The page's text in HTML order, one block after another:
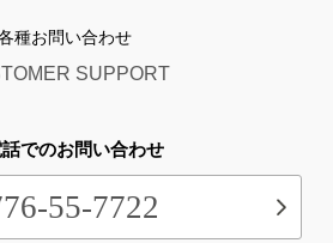
種お問い合わせ
SUPPORT
でのお問い合わせ
55-7722